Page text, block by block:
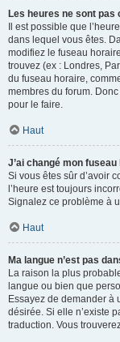
Les heures ne sont pas
Il est possible que
dans lequel vous êtes.
modifiez le fuseau
trouvez (ex : Londres,
du fuseau horaire,
membres du forum.
pour le faire.
Haut
J’ai changé mon
Si vous êtes sûr d’avoir
l’heure est toujours
Signalez ce problème à
Haut
Ma langue n’est pas
La raison la plus
langue ou bien que
Essayez de demander à
désirée. Si elle n’existe
traduction. Vous